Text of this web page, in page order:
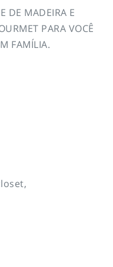
DE MADEIRA E
PARA VOCÊ
FAMÍLIA.